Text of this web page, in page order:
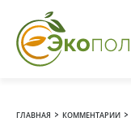
ГЛАВНАЯ › КОММЕНТАРИИ ›